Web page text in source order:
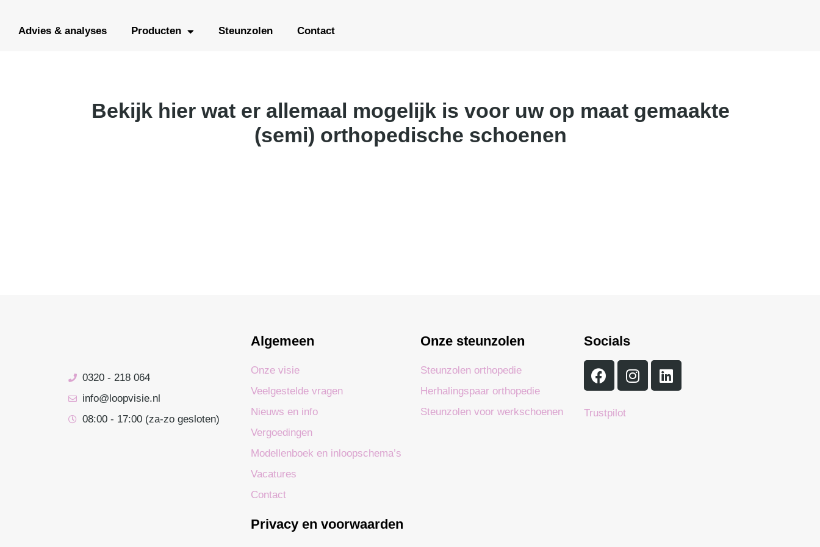
Advies & analyses Producten Steunzolen Contact
Bekijk hier wat er allemaal mogelijk is voor uw op maat gemaakte
(semi) orthopedische schoenen
0320 - 218 064
info@loopvisie.nl
08:00 - 17:00 (za-zo gesloten)
Algemeen
Onze visie
Veelgestelde vragen
Nieuws en info
Vergoedingen
Modellenboek en inloopschema’s
Vacatures
Contact
Privacy en voorwaarden
Onze steunzolen
Steunzolen orthopedie
Herhalingspaar orthopedie
Steunzolen voor werkschoenen
Socials
Trustpilot